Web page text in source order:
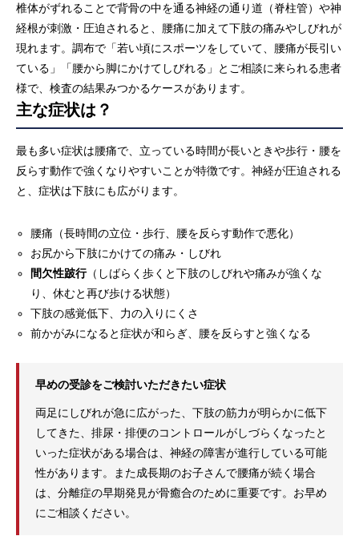
椎体がずれることで背骨の中を通る神経の通り道（脊柱管）や神
経根が刺激・圧迫されると、腰痛に加えて下肢の痛みやしびれが
現れます。調布で「若い頃にスポーツをしていて、腰痛が長引い
ている」「腰から脚にかけてしびれる」とご相談に来られる患者
様で、検査の結果みつかるケースがあります。
主な症状は？
最も多い症状は腰痛で、立っている時間が長いときや歩行・腰を
反らす動作で強くなりやすいことが特徴です。神経が圧迫される
と、症状は下肢にも広がります。
腰痛（長時間の立位・歩行、腰を反らす動作で悪化）
お尻から下肢にかけての痛み・しびれ
間欠性跛行（しばらく歩くと下肢のしびれや痛みが強くな
り、休むと再び歩ける状態）
下肢の感覚低下、力の入りにくさ
前かがみになると症状が和らぎ、腰を反らすと強くなる
早めの受診をご検討いただきたい症状
両足にしびれが急に広がった、下肢の筋力が明らかに低下
してきた、排尿・排便のコントロールがしづらくなったと
いった症状がある場合は、神経の障害が進行している可能
性があります。また成長期のお子さんで腰痛が続く場合
は、分離症の早期発見が骨癒合のために重要です。お早め
にご相談ください。